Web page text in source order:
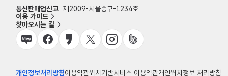
통신판매업신고 제2009-서울중구-1234호
이용 가이드
찾아오시는 길
개인정보처리방침이용약관위치기반서비스 이용약관개인위치정보 처리방침